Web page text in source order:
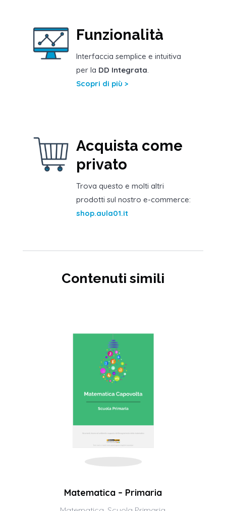
Funzionalità
Interfaccia semplice e intuitiva
per la DD Integrata
Scopri di più >
Acquista come
privato
Trova questo e molti altri
prodotti sul nostro e-commerce:
shop.aula01.it
Contenuti simili
Matematica – Primaria